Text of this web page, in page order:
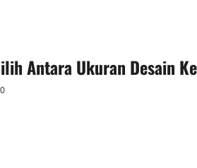
Antara Ukuran Desain
0